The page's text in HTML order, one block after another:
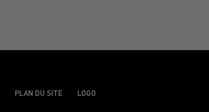
PLAN DU SITE LOGO